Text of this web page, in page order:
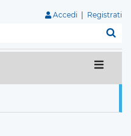
Accedi Registrati